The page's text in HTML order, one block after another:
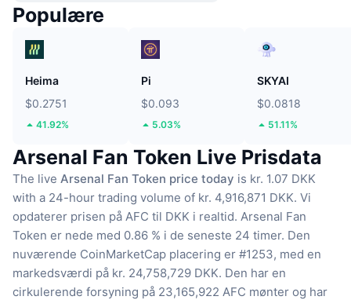
Populære
Heima
$0.2751
41.92%
Pi
$0.093
5.03%
SKYAI
$0.0818
51.11%
Arsenal Fan Token Live Prisdata
The live Arsenal Fan Token price today is kr. 1.07 DKK
with a 24-hour trading volume of kr. 4,916,871 DKK. Vi
opdaterer prisen på AFC til DKK i realtid. Arsenal Fan
Token er nede med 0.86 % i de seneste 24 timer. Den
nuværende CoinMarketCap placering er #1253, med en
markedsværdi på kr. 24,758,729 DKK. Den har en
cirkulerende forsyning på 23,165,922 AFC mønter og har